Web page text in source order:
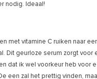
nodig. Ideaal!
met vitamine C ruiken naar
Dit geurloze serum zorgt voor
dat ik wel voorkeur heb voor
een zal het prettig vinden,